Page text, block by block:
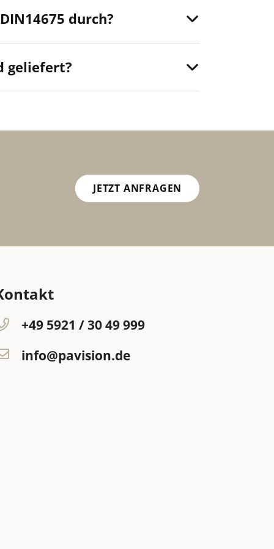
durch?
geliefert?
JETZT ANFRAGEN
+49 5921 / 30 49 999
info@pavision.de